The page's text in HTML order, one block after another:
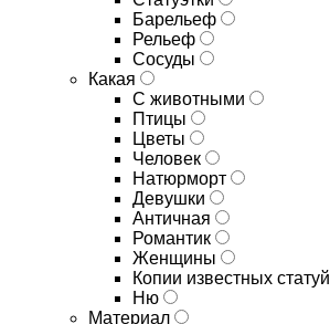
Барельеф
Рельеф
Сосуды
Какая
С животными
Птицы
Цветы
Человек
Натюрморт
Девушки
Античная
Романтик
Женщины
Копии известных статуй
Ню
Материал